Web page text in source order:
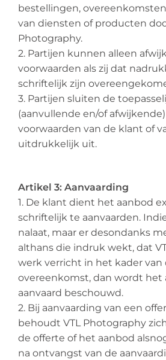
bestellingen,
van diensten of producten
Photography.
2. Partijen kunnen alleen
voorwaarden als zij dat
schriftelijk zijn
3. Partijen sluiten de
(aanvullende en/of
voorwaarden van de klant of
uitdrukkelijk uit.
Artikel 3: Aanvaarding
1. De klant dient het aanbod
schriftelijk te aanvaarden.
nalaat, maar er desondanks
althans die indruk wekt, dat
werk verricht in het kader van
overeenkomst, dan wordt het
aanvaard beschouwd.
2. Bij aanvaarding van een
behoudt VTL Photography
de offerte of het aanbod
na ontvangst van de